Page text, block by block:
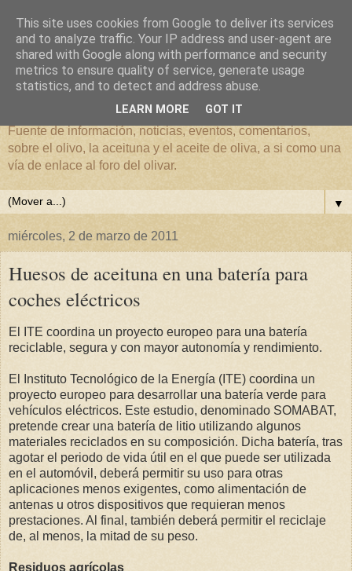
El mundo del Olivar
Fuente de información, noticias, eventos, comentarios,
sobre el olivo, la aceituna y el aceite de oliva, a si como una
vía de enlace al foro del olivar.
▼
miércoles, 2 de marzo de 2011
Huesos de aceituna en una batería para
coches eléctricos
El ITE coordina un proyecto europeo para una batería
reciclable, segura y con mayor autonomía y rendimiento.
El Instituto Tecnológico de la Energía (ITE) coordina un
proyecto europeo para desarrollar una batería verde para
vehículos eléctricos. Este estudio, denominado SOMABAT,
pretende crear una batería de litio utilizando algunos
materiales reciclados en su composición. Dicha batería, tras
agotar el periodo de vida útil en el que puede ser utilizada
en el automóvil, deberá permitir su uso para otras
aplicaciones menos exigentes, como alimentación de
antenas u otros dispositivos que requieran menos
prestaciones. Al final, también deberá permitir el reciclaje
de, al menos, la mitad de su peso.
Residuos agrícolas
This site uses cookies from Google to deliver its services
and to analyze traffic. Your IP address and user-agent are
shared with Google along with performance and security
metrics to ensure quality of service, generate usage
statistics, and to detect and address abuse.
LEARN MORE GOT IT